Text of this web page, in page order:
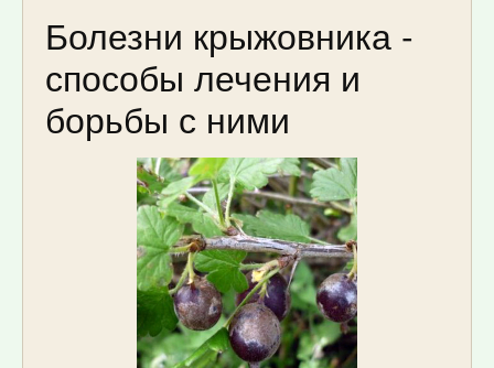
Болезни крыжовника -
способы лечения и
борьбы с ними